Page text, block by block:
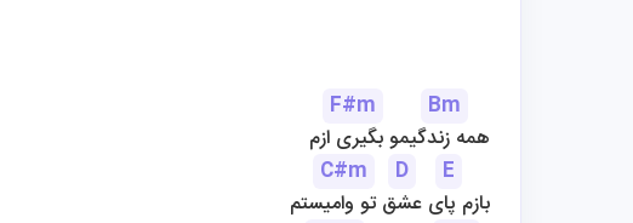
F#m
Bm
همه زندگیمو بگیری ازم
C#m
D
E
بازم پای عشق تو وامیستم